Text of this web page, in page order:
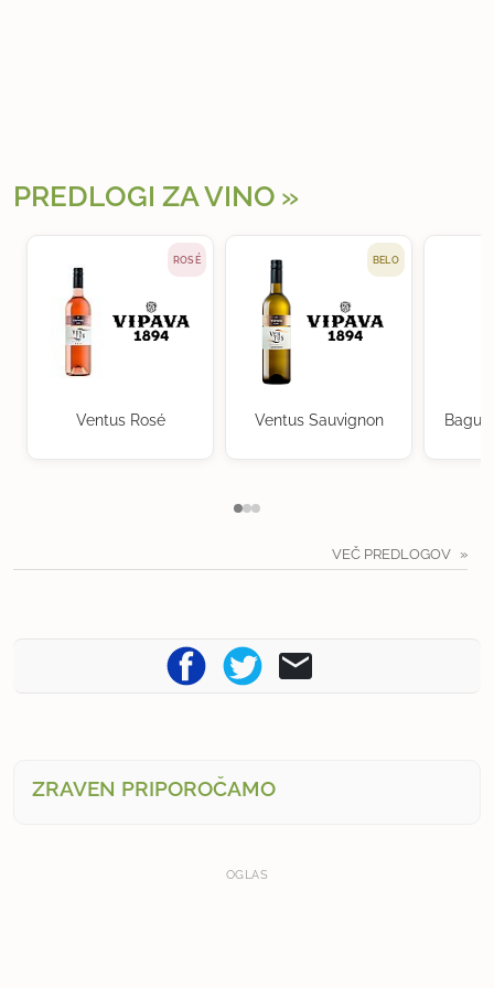
PREDLOGI ZA VINO
ROSÉ
Ventus Rosé
BELO
Ventus Sauvignon
VEČ PREDLOGOV
ZRAVEN PRIPOROČAMO
OGLAS